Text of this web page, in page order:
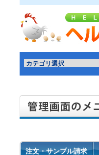
注文・サンプル請求